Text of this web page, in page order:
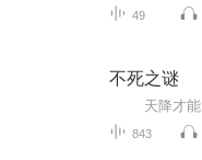
49
不死之谜
843